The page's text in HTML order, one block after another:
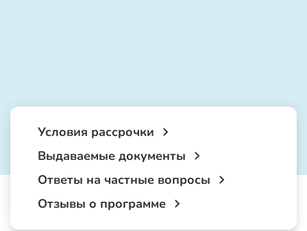
Условия рассрочки
Выдаваемые документы
Ответы на частные вопросы
Отзывы о программе